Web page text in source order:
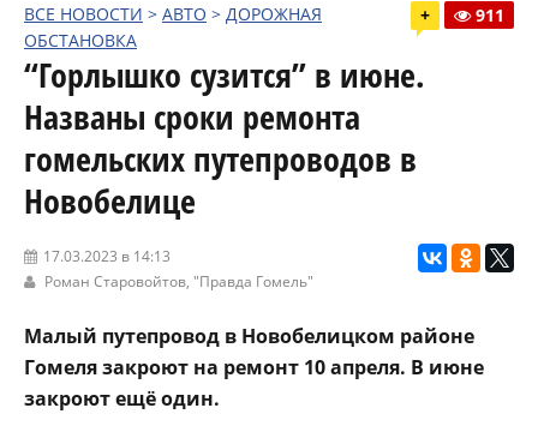
ВСЕ НОВОСТИ > АВТО > ДОРОЖНАЯ
ОБСТАНОВКА
+ 911
“Горлышко сузится” в июне.
Названы сроки ремонта
гомельских путепроводов в
Новобелице
17.03.2023 в 14:13
Роман Старовойтов, "Правда Гомель"
Малый путепровод в Новобелицком районе
Гомеля закроют на ремонт 10 апреля. В июне
закроют ещё один.